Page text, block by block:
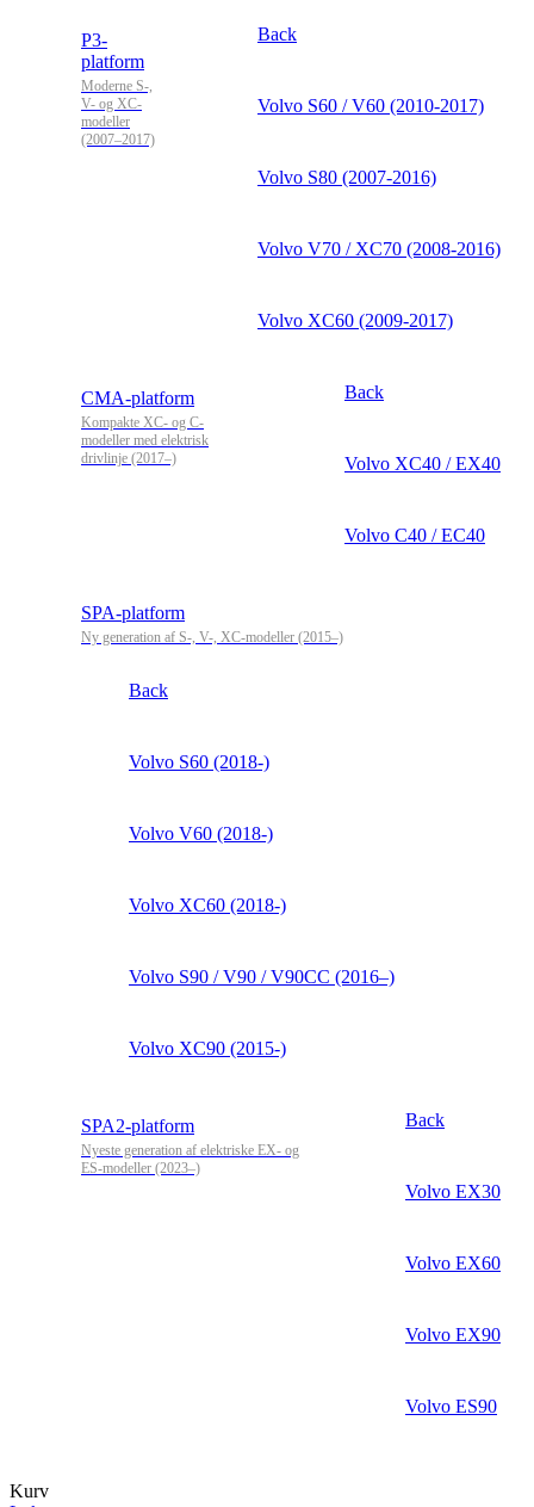
P3-
platform
Moderne S-,
V- og XC-
modeller
(2007–2017)
Back
Volvo S60 / V60 (2010-2017)
Volvo S80 (2007-2016)
Volvo V70 / XC70 (2008-2016)
Volvo XC60 (2009-2017)
CMA-platform
Kompakte XC- og C-
modeller med elektrisk
drivlinje (2017–)
Back
Volvo XC40 / EX40
Volvo C40 / EC40
SPA-platform
Ny generation af S-, V-, XC-modeller (2015–)
Back
Volvo S60 (2018-)
Volvo V60 (2018-)
Volvo XC60 (2018-)
Volvo S90 / V90 / V90CC (2016–)
Volvo XC90 (2015-)
SPA2-platform
Nyeste generation af elektriske EX- og
ES-modeller (2023–)
Back
Volvo EX30
Volvo EX60
Volvo EX90
Volvo ES90
Kurv